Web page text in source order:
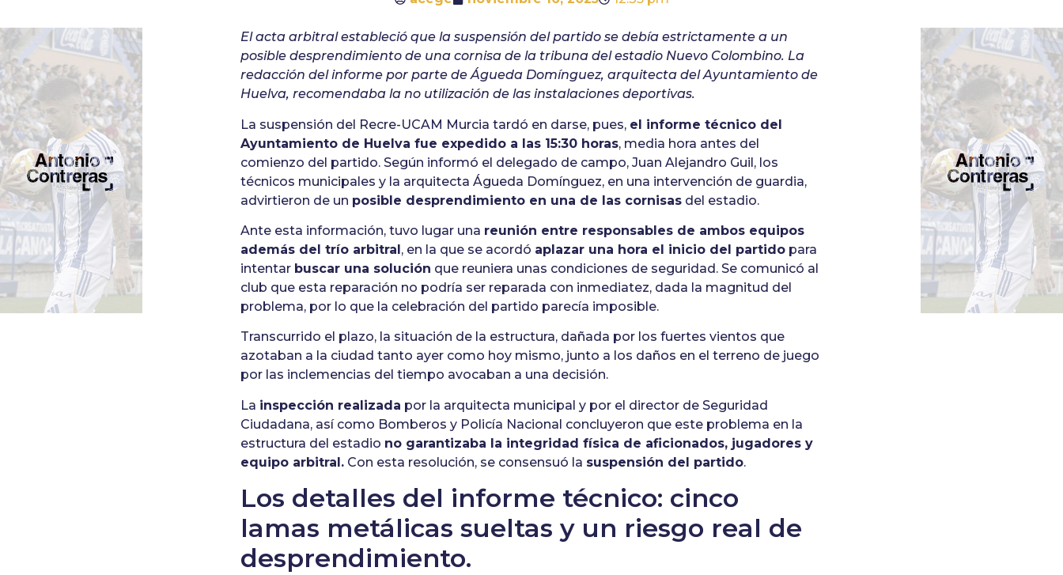
El acta arbitral estableció que la suspensión del partido se debía estrictamente a un
posible desprendimiento de una cornisa de la tribuna del estadio Nuevo Colombino. La
redacción del informe por parte de Águeda Domínguez, arquitecta del Ayuntamiento de
Huelva, recomendaba la no utilización de las instalaciones deportivas.
La suspensión del Recre-UCAM Murcia tardó en darse, pues, el informe técnico del
Ayuntamiento de Huelva fue expedido a las 15:30 horas, media hora antes del
comienzo del partido. Según informó el delegado de campo, Juan Alejandro Guil, los
técnicos municipales y la arquitecta Águeda Domínguez, en una intervención de guardia,
advirtieron de un posible desprendimiento en una de las cornisas del estadio.
Ante esta información, tuvo lugar una reunión entre responsables de ambos equipos
además del trío arbitral, en la que se acordó aplazar una hora el inicio del partido para
intentar buscar una solución que reuniera unas condiciones de seguridad. Se comunicó al
club que esta reparación no podría ser reparada con inmediatez, dada la magnitud del
problema, por lo que la celebración del partido parecía imposible.
Transcurrido el plazo, la situación de la estructura, dañada por los fuertes vientos que
azotaban a la ciudad tanto ayer como hoy mismo, junto a los daños en el terreno de juego
por las inclemencias del tiempo avocaban a una decisión.
La inspección realizada por la arquitecta municipal y por el director de Seguridad
Ciudadana, así como Bomberos y Policía Nacional concluyeron que este problema en la
estructura del estadio no garantizaba la integridad física de aficionados, jugadores y
equipo arbitral. Con esta resolución, se consensuó la suspensión del partido.
Los detalles del informe técnico: cinco
lamas metálicas sueltas y un riesgo real de
desprendimiento.